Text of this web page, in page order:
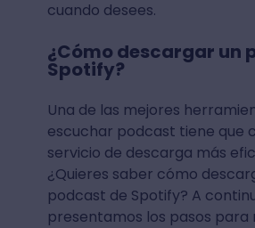
cuando desees.
¿Cómo descargar un
Spotify?
Una de las mejores
escuchar podcast tiene que
servicio de descarga más
¿Quieres saber cómo
podcast de Spotify? A
presentamos los pasos para